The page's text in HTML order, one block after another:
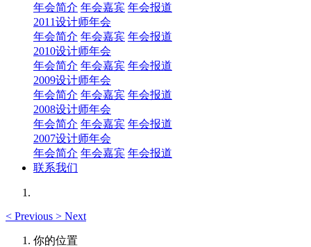
年会简介 年会嘉宾 年会报道
2011设计师年会
年会简介 年会嘉宾 年会报道
2010设计师年会
年会简介 年会嘉宾 年会报道
2009设计师年会
年会简介 年会嘉宾 年会报道
2008设计师年会
年会简介 年会嘉宾 年会报道
2007设计师年会
年会简介 年会嘉宾 年会报道
联系我们
< Previous > Next
你的位置